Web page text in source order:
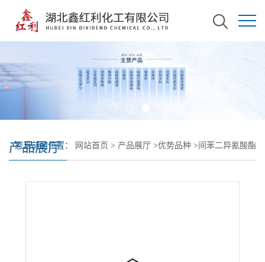
产品展厅
您当前的位置： 网站首页 > 产品展厅 >优势品种 >间苯二异氰酸酯